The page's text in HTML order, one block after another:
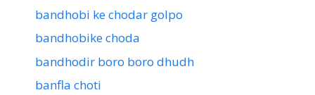
bandhobi ke chodar golpo
bandhobike choda
bandhodir boro boro dhudh
banfla choti